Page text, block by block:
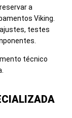
a
Viking.
testes
técnico